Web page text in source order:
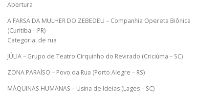
Abertura
A FARSA DA MULHER DO ZEBEDEU – Companhia Opereta Biônica
(Curitiba – PR)
Categoria: de rua
JÚLIA – Grupo de Teatro Cirquinho do Revirado (Criciúma – SC)
ZONA PARAÍSO – Povo da Rua (Porto Alegre – RS)
MÁQUINAS HUMANAS – Usina de Ideias (Lages – SC)